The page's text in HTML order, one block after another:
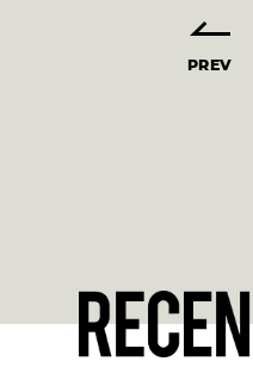
PREV